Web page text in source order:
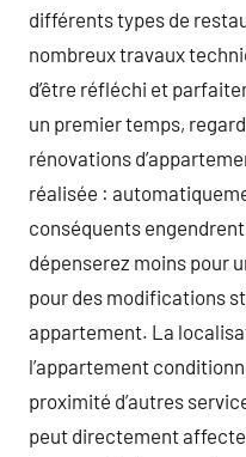
différents types de
nombreux travaux
d’être réfléchi et
un premier temps,
rénovations
réalisée :
conséquents
dépenserez moins pour
pour des modifications
appartement. La
l’appartement
proximité d’autres
peut directement